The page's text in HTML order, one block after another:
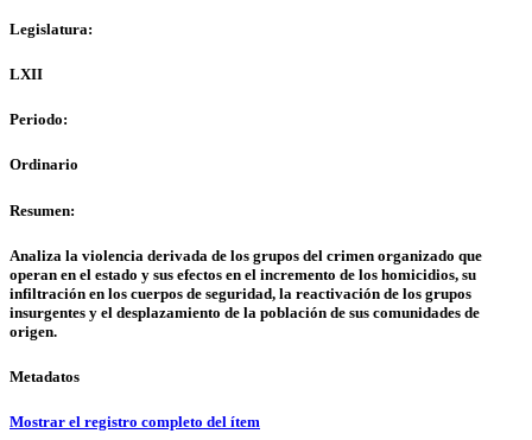
Legislatura:
LXII
Periodo:
Ordinario
Resumen:
Analiza la violencia derivada de los grupos del crimen organizado que
operan en el estado y sus efectos en el incremento de los homicidios, su
infiltración en los cuerpos de seguridad, la reactivación de los grupos
insurgentes y el desplazamiento de la población de sus comunidades de
origen.
Metadatos
Mostrar el registro completo del ítem